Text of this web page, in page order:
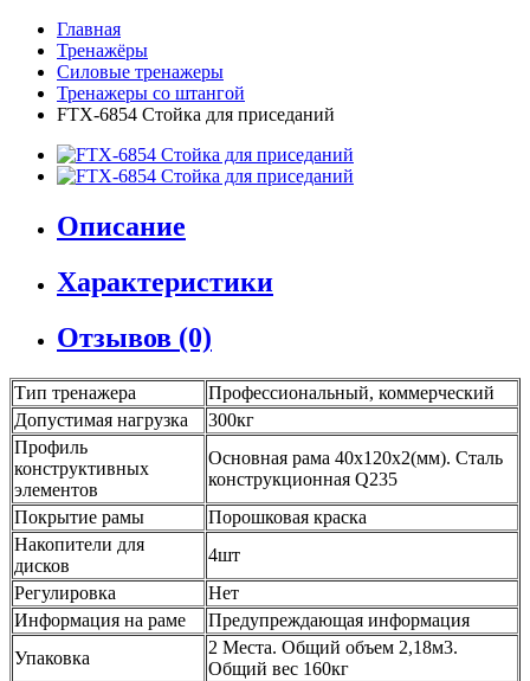
Главная
Тренажёры
Силовые тренажеры
Тренажеры со штангой
FTX-6854 Стойка для приседаний
Описание
Характеристики
Отзывов (0)
Тип тренажера
Профессиональный, коммерческий
Допустимая нагрузка
300кг
Профиль
конструктивных
элементов
Основная рама 40х120х2(мм). Сталь
конструкционная Q235
Покрытие рамы
Порошковая краска
Накопители для
дисков
4шт
Регулировка
Нет
Информация на раме
Предупреждающая информация
Упаковка
2 Места. Общий объем 2,18м3.
Общий вес 160кг